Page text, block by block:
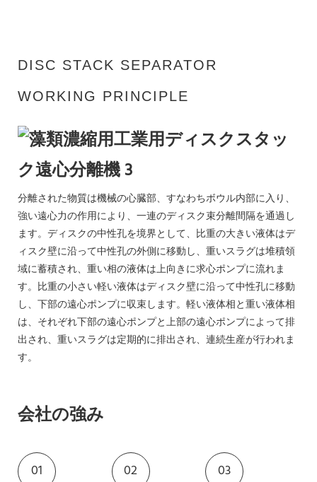
DISC STACK SEPARATOR
WORKING PRINCIPLE
分離された物質は機械の心臓部、すなわちボウル内部に入り、
強い遠心力の作用により、一連のディスク束分離間隔を通過し
ます。ディスクの中性孔を境界として、比重の大きい液体はデ
ィスク壁に沿って中性孔の外側に移動し、重いスラグは堆積領
域に蓄積され、重い相の液体は上向きに求心ポンプに流れま
す。比重の小さい軽い液体はディスク壁に沿って中性孔に移動
し、下部の遠心ポンプに収束します。軽い液体相と重い液体相
は、それぞれ下部の遠心ポンプと上部の遠心ポンプによって排
出され、重いスラグは定期的に排出され、連続生産が行われま
す。
会社の強み
01 02 03